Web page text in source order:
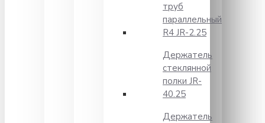
труб
параллельный
R4 JR-2.25
Держатель
стеклянной
полки JR-
40.25
Держатель